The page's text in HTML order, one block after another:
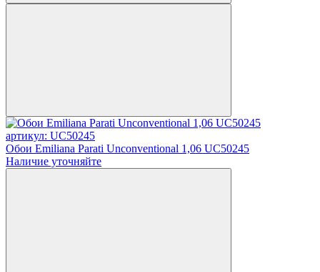
артикул: UC50245
Обои Emiliana Parati Unconventional 1,06 UC50245
Наличие уточняйте